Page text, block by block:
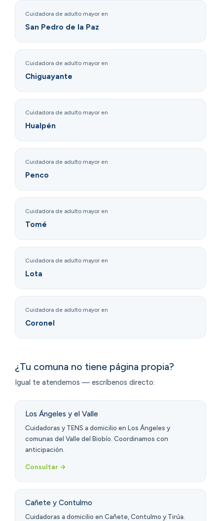
Cuidadora de adulto mayor en
San Pedro de la Paz
Cuidadora de adulto mayor en
Chiguayante
Cuidadora de adulto mayor en
Hualpén
Cuidadora de adulto mayor en
Penco
Cuidadora de adulto mayor en
Tomé
Cuidadora de adulto mayor en
Lota
Cuidadora de adulto mayor en
Coronel
¿Tu comuna no tiene página propia?
Igual te atendemos — escríbenos directo:
Los Ángeles y el Valle
Cuidadoras y TENS a domicilio en Los Ángeles y
comunas del Valle del Biobío. Coordinamos con
anticipación.
Consultar →
Cañete y Contulmo
Cuidadoras a domicilio en Cañete, Contulmo y Tirúa.